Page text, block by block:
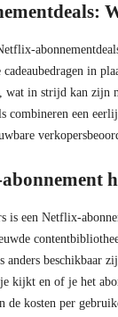
in
wat in strijd kan zijn
combineren een
is een Netflix-
anders beschikbaar
kijkt en of je het
de kosten per